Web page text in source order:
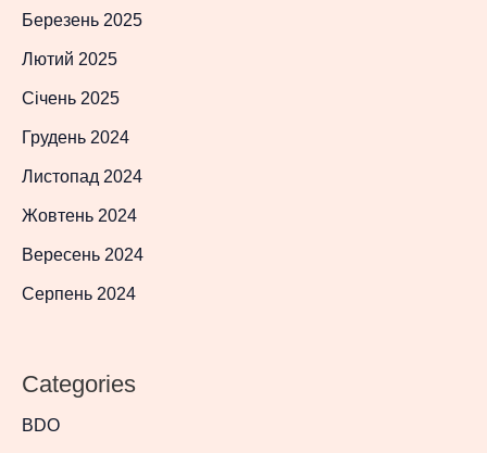
Березень 2025
Лютий 2025
Січень 2025
Грудень 2024
Листопад 2024
Жовтень 2024
Вересень 2024
Серпень 2024
Categories
BDO